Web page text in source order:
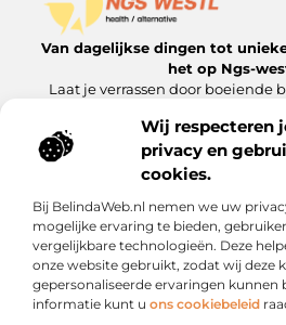
Wij respecteren
privacy en
cookies.
Bij BelindaWeb.nl nemen we uw
mogelijke ervaring te bieden,
vergelijkbare technologieën. Deze
onze website gebruikt, zodat wij deze
gepersonaliseerde ervaringen kunnen
informatie kunt u ons cookiebeleid
Van dagelijkse dingen tot
het op Ngs-
Laat je verrassen door boeiende
Onze informatie
Bericht categorie